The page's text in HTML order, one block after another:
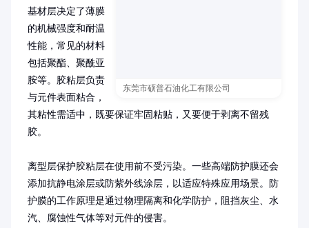
东莞市硕普石油化工有限公司
基材层决定了薄膜
的机械强度和耐温
性能，常见的材料
包括聚酯、聚酰亚
胺等。胶粘层负责
与元件表面粘合，
其粘性需适中，既要保证牢固粘贴，又要便于剥离不留残
胶。
离型层保护胶粘层在使用前不受污染。一些高端防护膜还会
添加抗静电涂层或防紫外线涂层，以适应特殊应用场景。防
护膜的工作原理是通过物理隔离和化学防护，阻挡灰尘、水
汽、腐蚀性气体等对元件的侵害。